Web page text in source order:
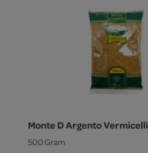
Monte D Argento Vermicelli
500 Gram